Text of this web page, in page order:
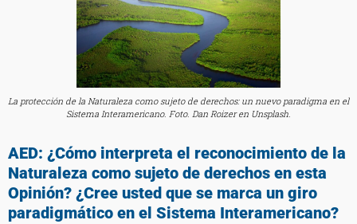
La protección de la Naturaleza como sujeto de derechos: un nuevo paradigma en el
Sistema Interamericano. Foto. Dan Roizer en Unsplash.
AED: ¿Cómo interpreta el reconocimiento de la
Naturaleza como sujeto de derechos en esta
Opinión? ¿Cree usted que se marca un giro
paradigmático en el Sistema Interamericano?